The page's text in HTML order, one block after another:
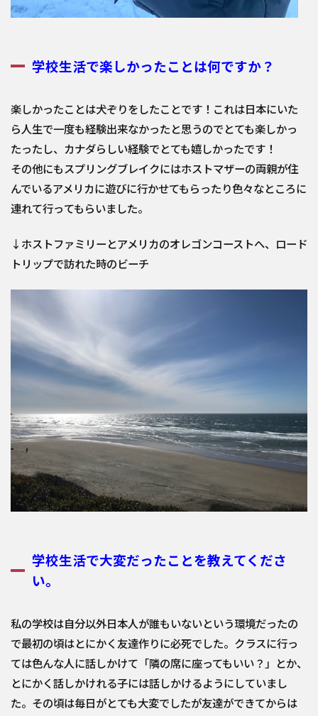
学校生活で楽しかったことは何ですか？
楽しかったことは犬ぞりをしたことです！これは日本にいた
ら人生で一度も経験出来なかったと思うのでとても楽しかっ
たったし、
カナダらしい経験でとても嬉しかったです！
その他にもスプリングブレイクにはホストマザーの両親が住
んでいるアメリカに遊びに行かせてもらったり色々なところに
連れて行ってもらいました。
↓ホストファミリーとアメリカのオレゴンコーストへ、ロード
トリップで訪れた時のビーチ
学校生活で大変だったことを教えてくださ
い。
私の学校は自分以外日本人が誰もいないという環境だったの
で最初の頃はとにかく友達作りに必死でした。クラスに行っ
ては色んな人に話しかけて「隣の席に座ってもいい？」とか、
とにかく話しかけれる子には話しかけるようにしていまし
た。その頃は毎日がとても大変でしたが友達ができてからは